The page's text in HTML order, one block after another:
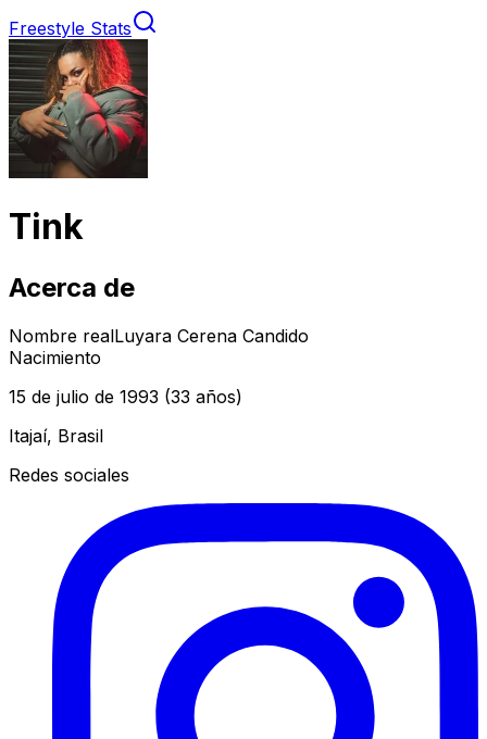
Freestyle Stats
Tink
Acerca de
Nombre realLuyara Cerena Candido
Nacimiento
15 de julio de 1993 (33 años)
Itajaí, Brasil
Redes sociales